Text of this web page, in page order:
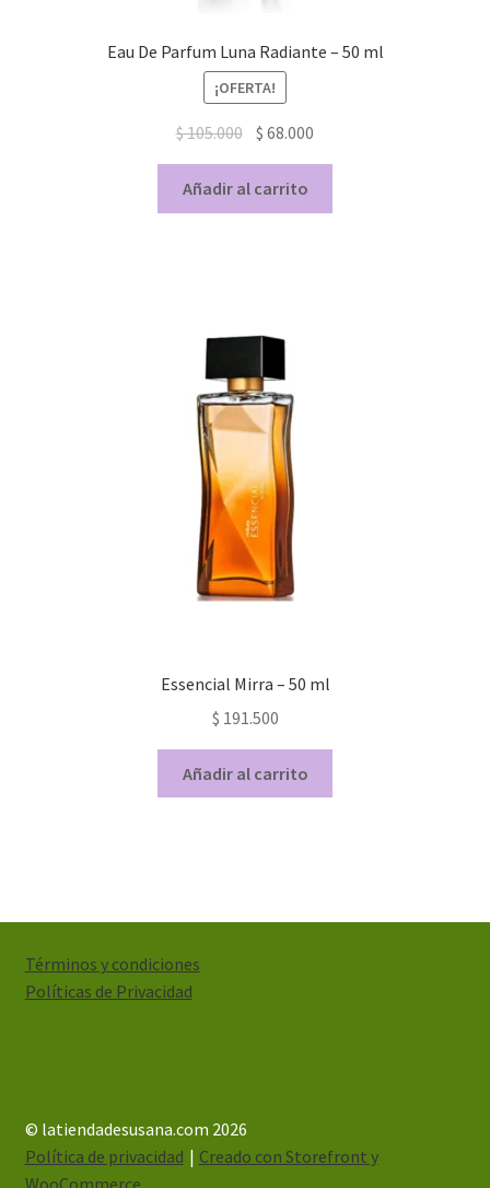
Eau De Parfum Luna Radiante – 50 ml
¡OFERTA!
$105.000 $ 68.000
Añadir al carrito
Essencial Mirra – 50 ml
$ 191.500
Añadir al carrito
Términos y condiciones
Políticas de Privacidad
© latiendadesusana.com 2026
Política de privacidad
Creado con Storefront y
WooCommerce